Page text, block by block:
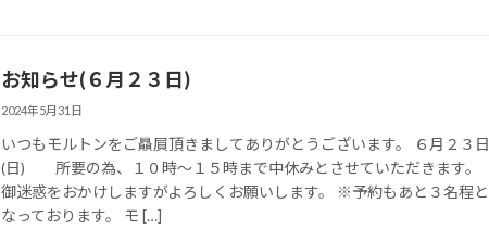
お知らせ(６月２３日)
2024年5月31日
いつもモルトンをご贔屓頂きましてありがとうございます。 ６月２３日
(日) 所要の為、１０時～１５時まで中休みとさせていただきます。
御迷惑をおかけしますがよろしくお願いします。 ※予約もあと３名程と
なっております。 モ […]